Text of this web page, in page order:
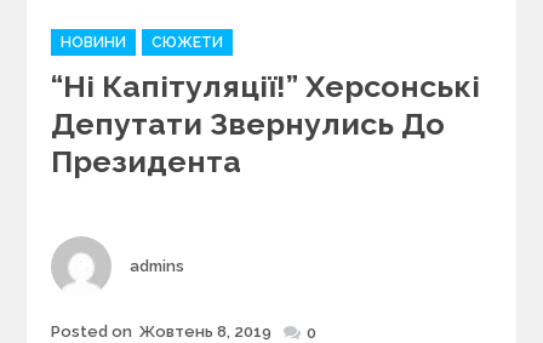
C
a
t
e
g
s
НОВИНИ СЮЖЕТИ
“Ні Капітуляції!” Херсонські
Депутати Звернулись До
Президента
Author
admins
Posted
Posted on Жовтень 8, 2019 0